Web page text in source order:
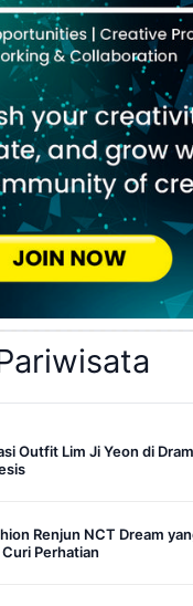
Outfit Lim Ji Yeon di
Renjun NCT Dream
Perhatian